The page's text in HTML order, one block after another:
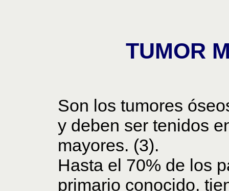
TUMOR
Son los tumores
y deben ser tenidos
mayores. (3).
Hasta el 70% de los
primario conocido,